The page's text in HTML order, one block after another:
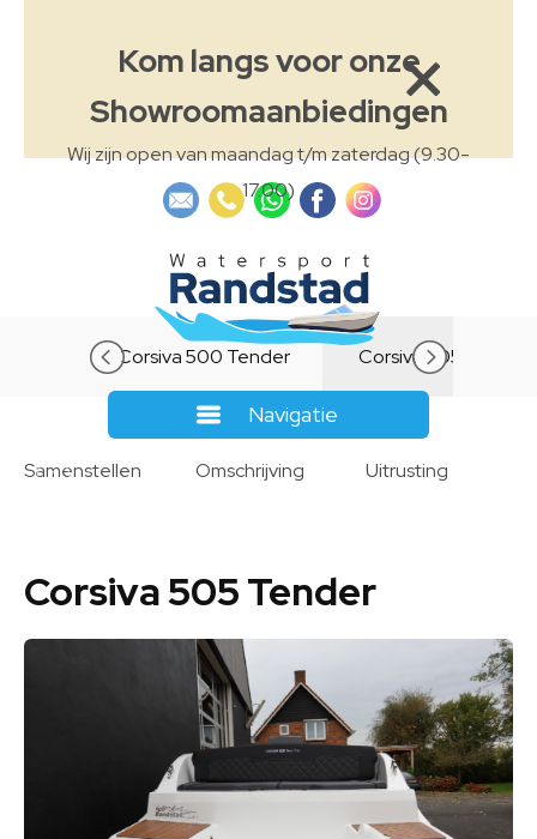
Kom langs voor onze
Showroomaanbiedingen
Wij zijn open van maandag t/m zaterdag (9.30-
17.00)
Navigatie
Corsiva 500 Tender Corsiva 505 Tender
Corsiva 650 Tender
Samenstellen
Omschrijving Uitrusting
Corsiva 505 Tender